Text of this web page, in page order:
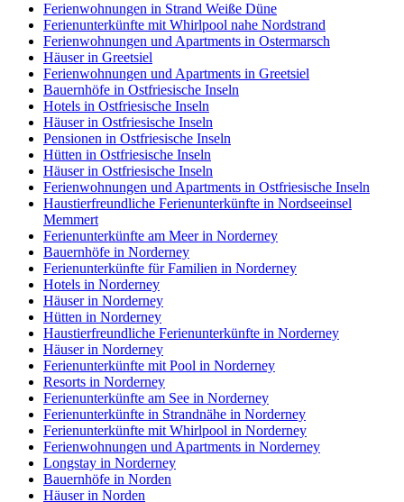
Ferienwohnungen in Strand Weiße Düne
Ferienunterkünfte mit Whirlpool nahe Nordstrand
Ferienwohnungen und Apartments in Ostermarsch
Häuser in Greetsiel
Ferienwohnungen und Apartments in Greetsiel
Bauernhöfe in Ostfriesische Inseln
Hotels in Ostfriesische Inseln
Häuser in Ostfriesische Inseln
Pensionen in Ostfriesische Inseln
Hütten in Ostfriesische Inseln
Häuser in Ostfriesische Inseln
Ferienwohnungen und Apartments in Ostfriesische Inseln
Haustierfreundliche Ferienunterkünfte in Nordseeinsel
Memmert
Ferienunterkünfte am Meer in Norderney
Bauernhöfe in Norderney
Ferienunterkünfte für Familien in Norderney
Hotels in Norderney
Häuser in Norderney
Hütten in Norderney
Haustierfreundliche Ferienunterkünfte in Norderney
Häuser in Norderney
Ferienunterkünfte mit Pool in Norderney
Resorts in Norderney
Ferienunterkünfte am See in Norderney
Ferienunterkünfte in Strandnähe in Norderney
Ferienunterkünfte mit Whirlpool in Norderney
Ferienwohnungen und Apartments in Norderney
Longstay in Norderney
Bauernhöfe in Norden
Häuser in Norden